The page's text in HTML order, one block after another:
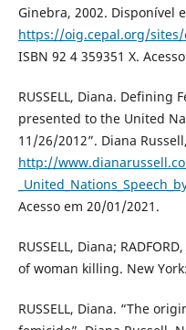
Ginebra, 2002. Disponível
https://oig.cepal.org/
ISBN 92 4 359351 X.
RUSSELL, Diana. Defining
presented to the United
11/26/2012”. Diana
http://
Acesso em 20/01/2021.
RUSSELL, Diana;
of woman killing. New
RUSSELL, Diana. “The